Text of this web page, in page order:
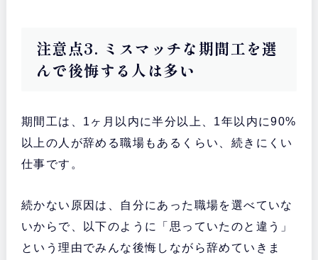
注意点3. ミスマッチな期間工を選
んで後悔する人は多い
期間工は、1ヶ月以内に半分以上、1年以内に90%
以上の人が辞める職場もあるくらい、続きにくい
仕事です。
続かない原因は、自分にあった職場を選べていな
いからで、以下のように「思っていたのと違う」
という理由でみんな後悔しながら辞めていきま